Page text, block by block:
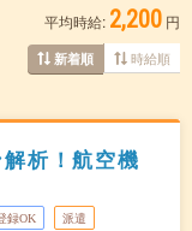
平均時給: 2,200 円
新着順 時給順
析！航空機
録OK 派遣